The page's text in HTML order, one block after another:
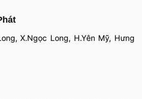
X.Ngọc Long, H.Yên Mỹ, Hưng